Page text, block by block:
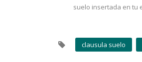
suelo insertada en tu
clausula suelo